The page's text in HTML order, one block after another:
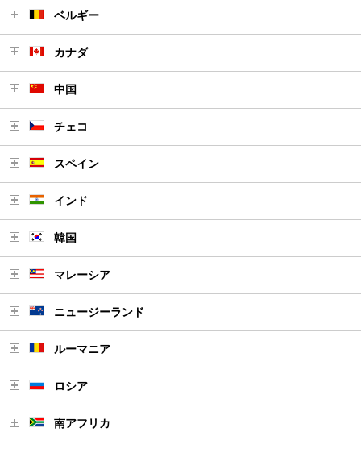
ベルギー
カナダ
中国
チェコ
スペイン
インド
韓国
マレーシア
ニュージーランド
ルーマニア
ロシア
南アフリカ